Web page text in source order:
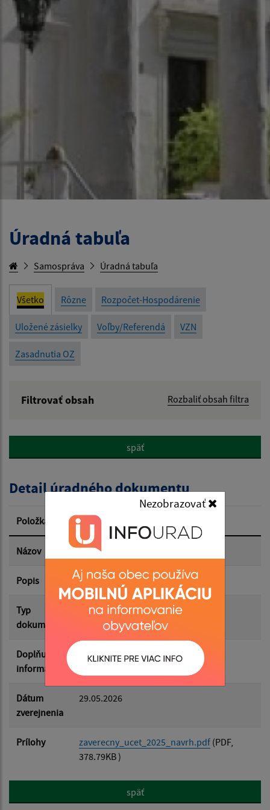
Nezobrazovať
Úradná tabuľa
Samospráva Úradná tabuľa
Všetko Rôzne Rozpočet-Hospodárenie
Uložené zásielky Voľby/Referendá VZN
Zasadnutia OZ
Filtrovať obsah Rozbaliť obsah filtra
Popis:
Dátum zverejnenia od:
Dátum zverejnenia do:
Filtrovať Reset
späť
Detail úradného dokumentu
Položka Informácia
Názov NÁVRH Záverečný účet obce 2025
Popis
Typ
dokumentu
Rôzne
Doplňujúce
informácie
Dátum
zverejnenia
29.05.2026
Prílohy zaverecny_ucet_2025_navrh.pdf (PDF,
378.79KB )
späť